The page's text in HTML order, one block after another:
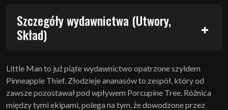
Szczegóły wydawnictwa (Utwory,
Skład)
Little Man to już piąte wydawnictwo opatrzone szyldem
Pinneapple Thief. Złodzieje ananasów to zespół, który od
zawsze pozostawał pod wpływem Porcupine Tree. Różnica
między tymi ekipami, polega na tym, że dowodzone przez